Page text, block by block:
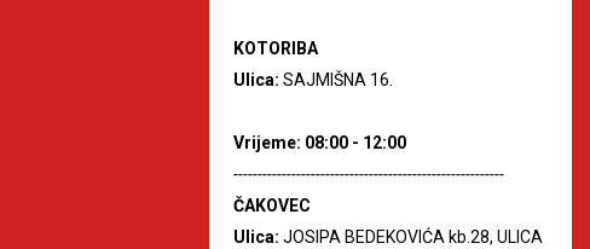
KOTORIBA
Ulica: SAJMIŠNA 16.
Vrijeme: 08:00 - 12:00
--------------------------------------------------------
ČAKOVEC
Ulica: JOSIPA BEDEKOVIĆA kb.28, ULICA